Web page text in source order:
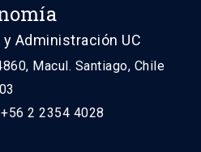
Administración UC
Macul. Santiago, Chile
2 2354 4028